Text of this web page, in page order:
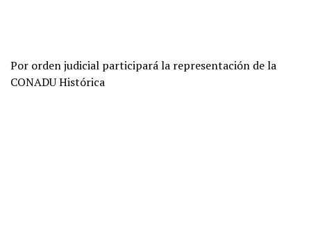
Por orden judicial participará la representación de la
CONADU Histórica